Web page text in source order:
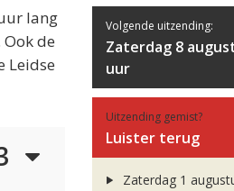
lang
de
Leidse
Volgende uitzending:
Zaterdag 8
uur
Uitzending gemist?
Luister terug
Zaterdag 1